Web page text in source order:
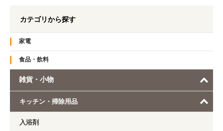
カテゴリから探す
家電
食品・飲料
雑貨・小物
キッチン・掃除用品
入浴剤